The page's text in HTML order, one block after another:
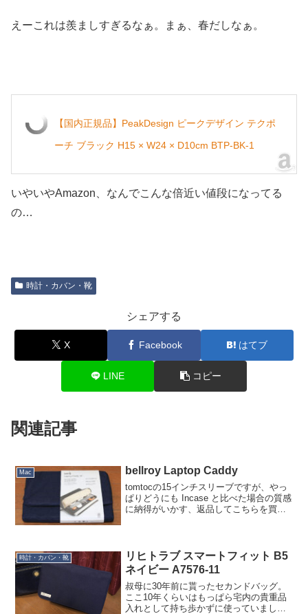
えーこれは羨ましすぎるなぁ。まぁ、春だしなぁ。
【国内正規品】PeakDesign ピークデザイン テクポ
ーチ ブラック H15 × W24 × D10cm BTP-BK-1
いやいやAmazon、なんでこんな倍近い値段になってる
の…
時計・カバン・靴
シェアする
X Facebook はてブ
LINE コピー
関連記事
Mac bellroy Laptop Caddy
tomtocの15インチスリーブですが、やっ
ぱりどうにも Incase と比べた場合の質感
に納得がいかす、返品してこちらを買い
時計・カバン・靴
リヒトラブ スマートフィット B5
ネイビー A7576-11
叔母に30年前に貰ったセカンドバッグ。
ここ10年くらいはもっぱら宅内の貴重品
入れとして持ち歩かずに使っていました